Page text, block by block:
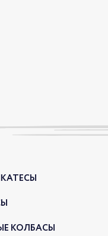
КОЛБАСЫ